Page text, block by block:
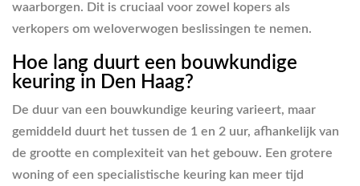
waarborgen. Dit is cruciaal voor zowel kopers als
verkopers om weloverwogen beslissingen te nemen.
Hoe lang duurt een bouwkundige
keuring in Den Haag?
De duur van een bouwkundige keuring varieert, maar
gemiddeld duurt het tussen de 1 en 2 uur, afhankelijk van
de grootte en complexiteit van het gebouw. Een grotere
woning of een specialistische keuring kan meer tijd